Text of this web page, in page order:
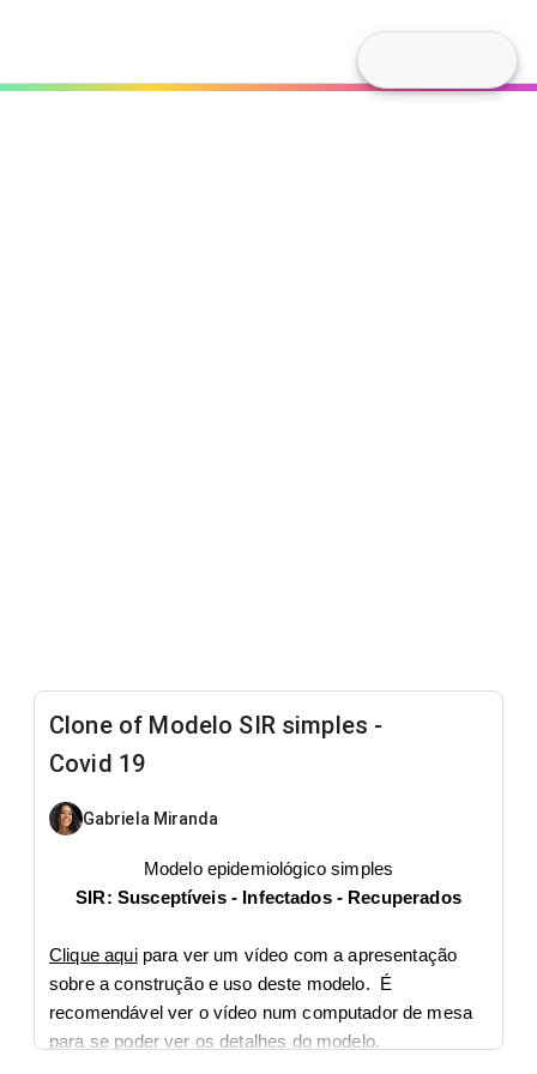
Clone of Modelo SIR simples -
Covid 19
Gabriela Miranda
Modelo epidemiológico simples
SIR: Susceptíveis - Infectados - Recuperados
Clique aquipara ver um vídeo com a apresentação
sobre a construção e uso deste modelo. É
recomendável ver o vídeo num computador de mesa
para se poder ver os detalhes do modelo.